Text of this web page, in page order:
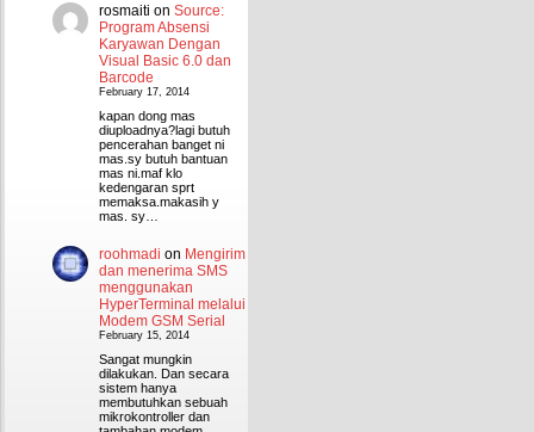
rosmaiti on Source:
Program Absensi
Karyawan Dengan
Visual Basic 6.0 dan
Barcode
February 17, 2014
kapan dong mas
diuploadnya?lagi butuh
pencerahan banget ni
mas.sy butuh bantuan
mas ni.maf klo
kedengaran sprt
memaksa.makasih y
mas. sy…
roohmadi on Mengirim
dan menerima SMS
menggunakan
HyperTerminal melalui
Modem GSM Serial
February 15, 2014
Sangat mungkin
dilakukan. Dan secara
sistem hanya
membutuhkan sebuah
mikrokontroller dan